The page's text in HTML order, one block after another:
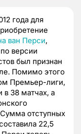
года для
ван Перси,
версии
был признан
Помимо этого
Премьер-лиги,
38 матчах, а
отступных
22,5